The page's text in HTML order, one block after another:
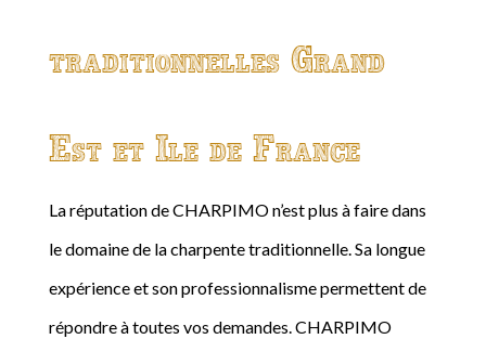
traditionnelles Grand
Est et Ile de France
La réputation de CHARPIMO n’est plus à faire dans
le domaine de la charpente traditionnelle. Sa longue
expérience et son professionnalisme permettent de
répondre à toutes vos demandes. CHARPIMO